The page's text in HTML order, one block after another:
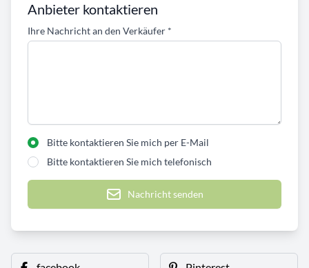
Anbieter kontaktieren
Ihre Nachricht an den Verkäufer *
Bitte kontaktieren Sie mich per E-Mail
Bitte kontaktieren Sie mich telefonisch
Nachricht senden